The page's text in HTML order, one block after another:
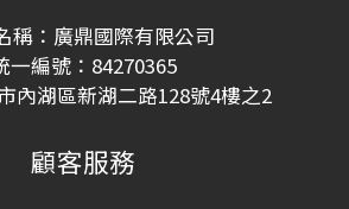
稱：廣鼎國際有限公司
一編號：84270365
內湖區新湖二路128號4樓之2
顧客服務